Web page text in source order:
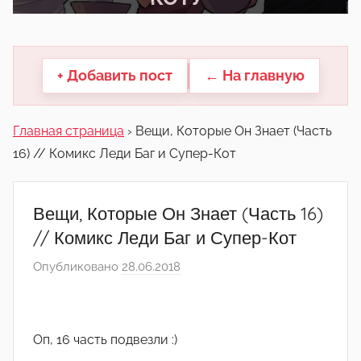
другие.
+ Добавить пост ← На главную
Главная страница › Вещи, Которые Он Знает (Часть
16) // Комикс Леди Баг и Супер-Кот
Вещи, Которые Он Знает (Часть 16)
// Комикс Леди Баг и Супер-Кот
Опубликовано 28.06.2018
Оп, 16 часть подвезли :)